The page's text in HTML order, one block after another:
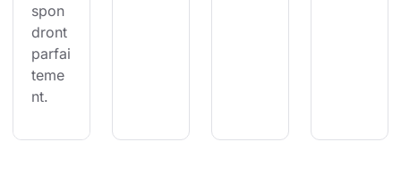
spon
dront
parfai
teme
nt.